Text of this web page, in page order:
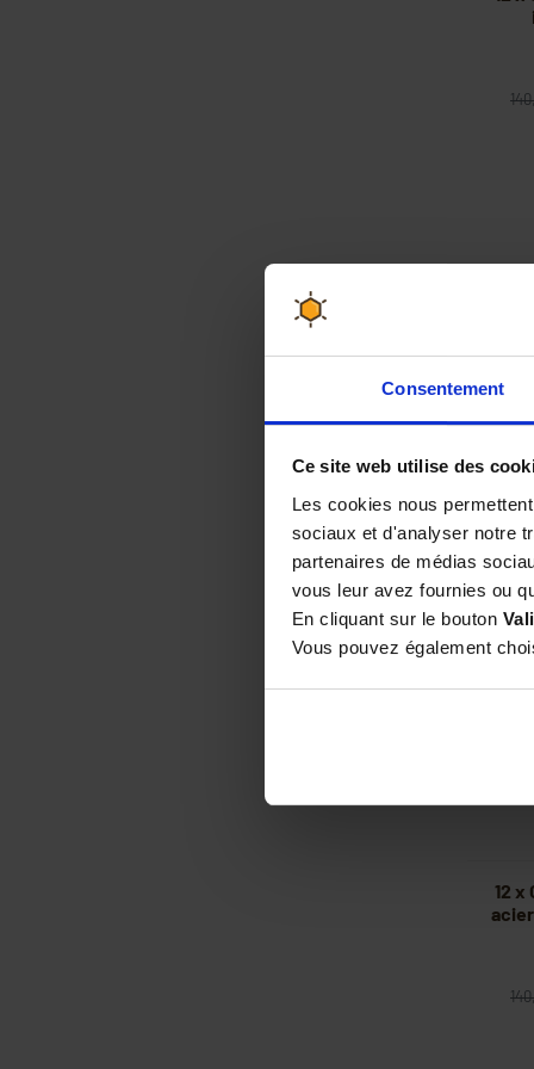
Consentement
Ce site web utilise des
Les cookies nous
sociaux et d'analyser notre
partenaires de médias
vous leur avez fournies ou
En cliquant sur le bouton
Vous pouvez également
12 x